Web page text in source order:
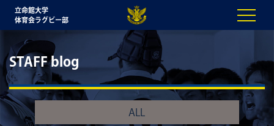
立命館大学
体育会ラグビー部
STAFF blog
ALL